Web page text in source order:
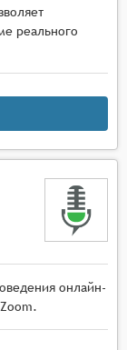
реального
онлайн-